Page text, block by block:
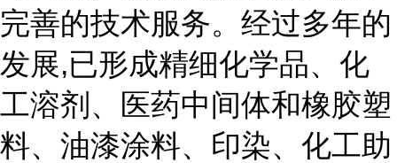
完善的技术服务。经过多年的
发展,已形成精细化学品、化
工溶剂、医药中间体和橡胶塑
料、油漆涂料、印染、化工助